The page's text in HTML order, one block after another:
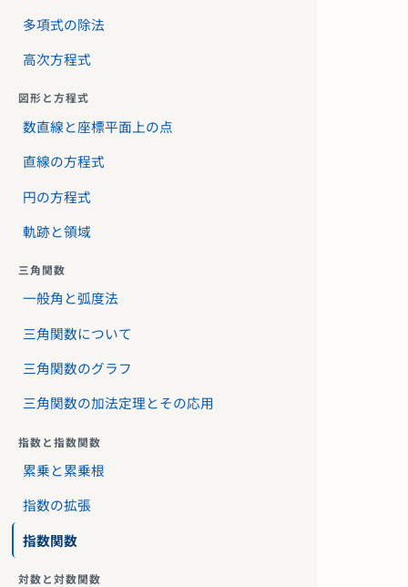
多項式の除法
高次方程式
図形と方程式
数直線と座標平面上の点
直線の方程式
円の方程式
軌跡と領域
三角関数
一般角と弧度法
三角関数について
三角関数のグラフ
三角関数の加法定理とその応用
指数と指数関数
累乗と累乗根
指数の拡張
指数関数
対数と対数関数